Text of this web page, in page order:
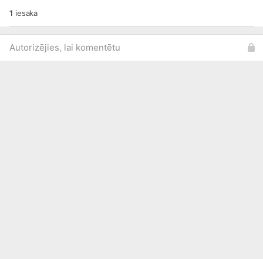
1 iesaka
Autorizējies, lai komentētu